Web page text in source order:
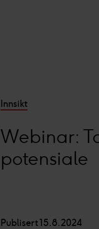
Innsikt
Webinar:
potensiale
Publisert 15.8.2024